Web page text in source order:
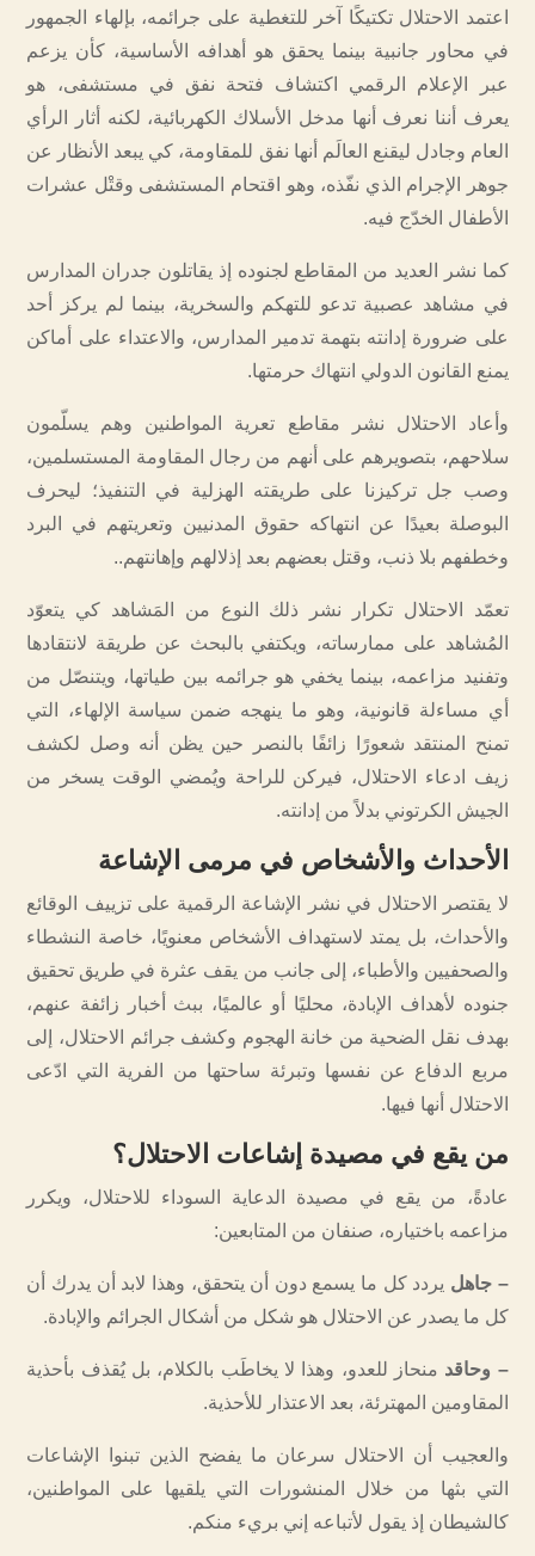
اعتمد الاحتلال تكتيكًا آخر للتغطية على جرائمه، بإلهاء الجمهور
في محاور جانبية بينما يحقق هو أهدافه الأساسية، كأن يزعم
عبر الإعلام الرقمي اكتشاف فتحة نفق في مستشفى، هو
يعرف أننا نعرف أنها مدخل الأسلاك الكهربائية، لكنه أثار الرأي
العام وجادل ليقنع العالَم أنها نفق للمقاومة، كي يبعد الأنظار عن
جوهر الإجرام الذي نفّذه، وهو اقتحام المستشفى وقتْل عشرات
الأطفال الخدّج فيه.
كما نشر العديد من المقاطع لجنوده إذ يقاتلون جدران المدارس
في مشاهد عصبية تدعو للتهكم والسخرية، بينما لم يركز أحد
على ضرورة إدانته بتهمة تدمير المدارس، والاعتداء على أماكن
يمنع القانون الدولي انتهاك حرمتها.
وأعاد الاحتلال نشر مقاطع تعرية المواطنين وهم يسلّمون
سلاحهم، بتصويرهم على أنهم من رجال المقاومة المستسلمين،
وصب جل تركيزنا على طريقته الهزلية في التنفيذ؛ ليحرف
البوصلة بعيدًا عن انتهاكه حقوق المدنيين وتعريتهم في البرد
وخطفهم بلا ذنب، وقتل بعضهم بعد إذلالهم وإهانتهم..
تعمّد الاحتلال تكرار نشر ذلك النوع من المَشاهد كي يتعوّد
المُشاهد على ممارساته، ويكتفي بالبحث عن طريقة لانتقادها
وتفنيد مزاعمه، بينما يخفي هو جرائمه بين طياتها، ويتنصّل من
أي مساءلة قانونية، وهو ما ينهجه ضمن سياسة الإلهاء، التي
تمنح المنتقد شعورًا زائفًا بالنصر حين يظن أنه وصل لكشف
زيف ادعاء الاحتلال، فيركن للراحة ويُمضي الوقت يسخر من
الجيش الكرتوني بدلاً من إدانته.
الأحداث والأشخاص في مرمى الإشاعة
لا يقتصر الاحتلال في نشر الإشاعة الرقمية على تزييف الوقائع
والأحداث، بل يمتد لاستهداف الأشخاص معنويًا، خاصة النشطاء
والصحفيين والأطباء، إلى جانب من يقف عثرة في طريق تحقيق
جنوده لأهداف الإبادة، محليًا أو عالميًا، ببث أخبار زائفة عنهم،
بهدف نقل الضحية من خانة الهجوم وكشف جرائم الاحتلال، إلى
مربع الدفاع عن نفسها وتبرئة ساحتها من الفرية التي ادّعى
الاحتلال أنها فيها.
من يقع في مصيدة إشاعات الاحتلال؟
عادةً، من يقع في مصيدة الدعاية السوداء للاحتلال، ويكرر
مزاعمه باختياره، صنفان من المتابعين:
– جاهل يردد كل ما يسمع دون أن يتحقق، وهذا لابد أن يدرك أن
كل ما يصدر عن الاحتلال هو شكل من أشكال الجرائم والإبادة.
– وحاقد منحاز للعدو، وهذا لا يخاطَب بالكلام، بل يُقذف بأحذية
المقاومين المهترئة، بعد الاعتذار للأحذية.
والعجيب أن الاحتلال سرعان ما يفضح الذين تبنوا الإشاعات
التي بثها من خلال المنشورات التي يلقيها على المواطنين،
كالشيطان إذ يقول لأتباعه إني بريء منكم.